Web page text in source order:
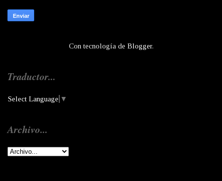
Con tecnología de Blogger.
Traductor...
Select Language ▼
Archivo...